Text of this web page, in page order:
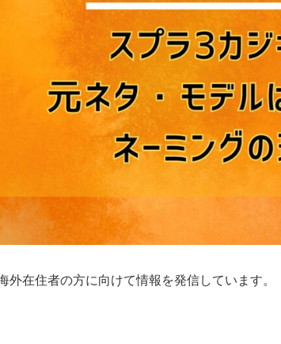
外在住者の方に向けて情報を発信しています。